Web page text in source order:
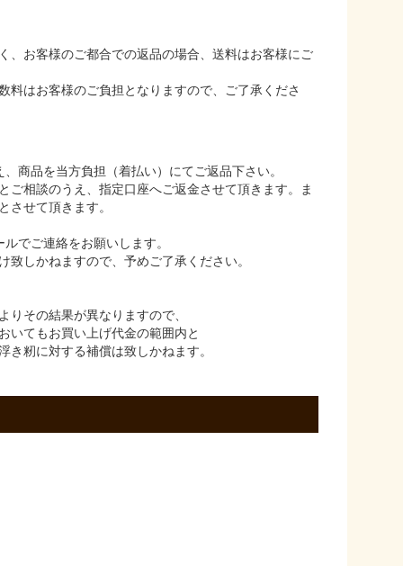
、お客様のご都合での返品の場合、送料はお客様にご
料はお客様のご負担となりますので、ご了承くださ
商品を当方負担（着払い）にてご返品下さい。
ご相談のうえ、指定口座へご返金させて頂きます。ま
させて頂きます。
でご連絡をお願いします。
致しかねますので、予めご了承ください。
りその結果が異なりますので、
いてもお買い上げ代金の範囲内と
き籾に対する補償は致しかねます。